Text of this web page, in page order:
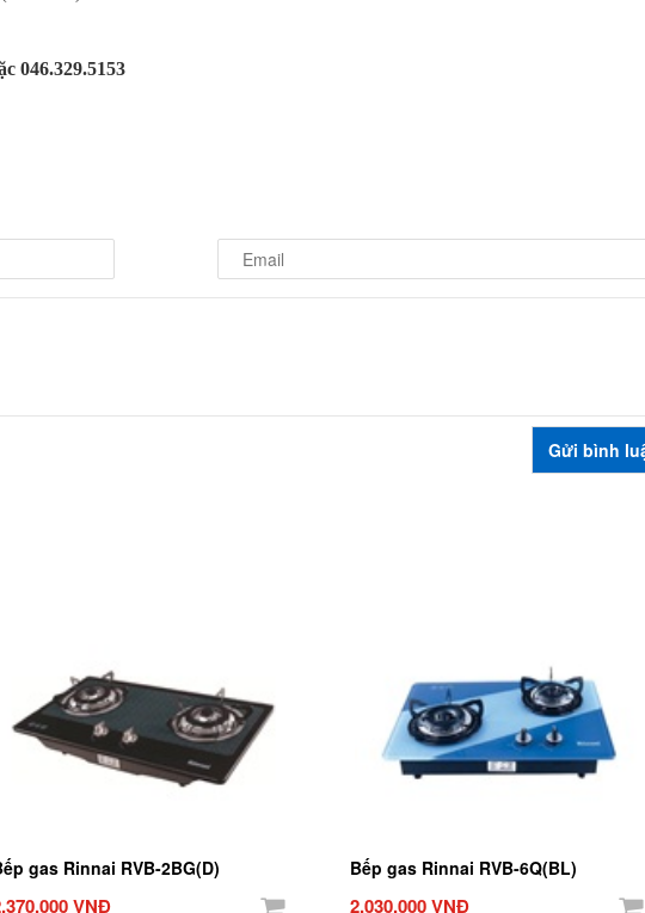
046.329.5153
gas Rinnai RVB-2BG(D)
VNĐ
Bếp gas Rinnai RVB-6Q(BL)
2.030.000 VNĐ